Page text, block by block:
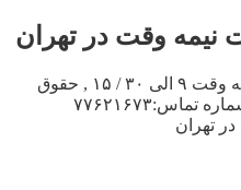
نیمه وقت در تهران
به تعدادی کارمند اداری خانم , نیمه وقت ۹ الی ۳۰ / ۱۵ , حقوق
تهران